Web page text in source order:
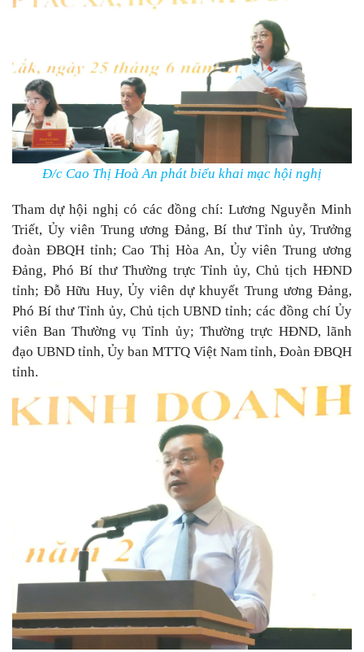
Đ/c Cao Thị Hoà An phát biểu khai mạc hội nghị
Tham dự hội nghị có các đồng chí: Lương Nguyễn Minh
Triết, Ủy viên Trung ương Đảng, Bí thư Tỉnh ủy, Trưởng
đoàn ĐBQH tỉnh; Cao Thị Hòa An, Ủy viên Trung ương
Đảng, Phó Bí thư Thường trực Tỉnh ủy, Chủ tịch HĐND
tỉnh; Đỗ Hữu Huy, Ủy viên dự khuyết Trung ương Đảng,
Phó Bí thư Tỉnh ủy, Chủ tịch UBND tỉnh; các đồng chí Ủy
viên Ban Thường vụ Tỉnh ủy; Thường trực HĐND, lãnh
đạo UBND tỉnh, Ủy ban MTTQ Việt Nam tỉnh, Đoàn ĐBQH
tỉnh.